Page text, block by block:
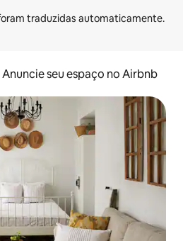
Anuncie seu espaço no Airbnb